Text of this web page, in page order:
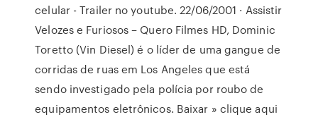
celular - Trailer no youtube. 22/06/2001 · Assistir
Velozes e Furiosos – Quero Filmes HD, Dominic
Toretto (Vin Diesel) é o líder de uma gangue de
corridas de ruas em Los Angeles que está
sendo investigado pela polícia por roubo de
equipamentos eletrônicos. Baixar » clique aqui